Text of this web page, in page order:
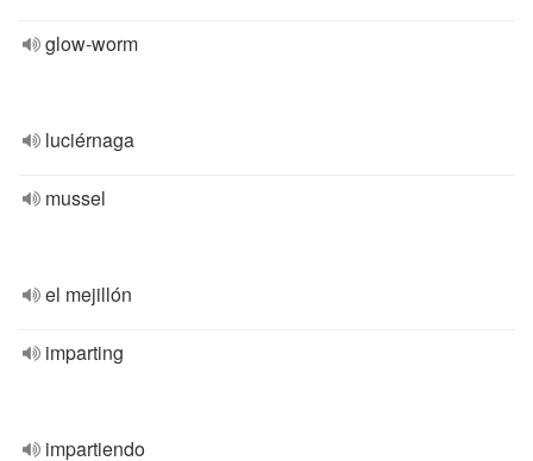
glow-worm
luciérnaga
mussel
el mejillón
imparting
impartiendo